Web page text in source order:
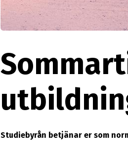
Studiebyrån betjänar er som